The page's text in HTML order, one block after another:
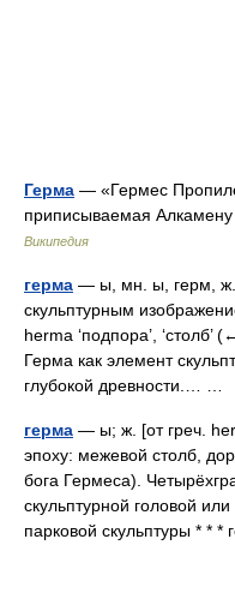
Герма — «Гермес
приписываемая
Википедия
герма — ы, мн. ы, герм, ж.
скульптурным
herma ‘подпора’, ‘столб’
Герма как элемент
глубокой древности.… …
герма — ы; ж. [от греч.
эпоху: межевой столб,
бога Гермеса).
скульптурной головой
парковой скульптуры * *